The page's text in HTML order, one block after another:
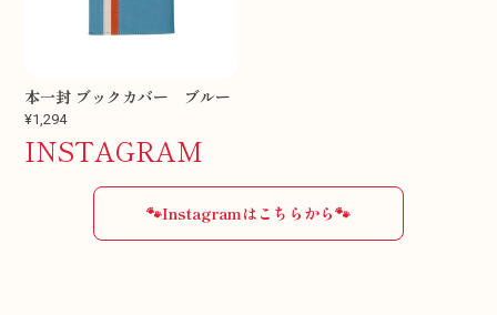
本一封 ブックカバー ブルー
¥1,294
INSTAGRAM
🐾Instagramはこちらから🐾